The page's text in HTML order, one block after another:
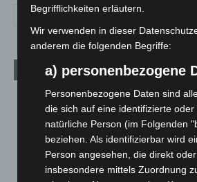
Aktuelle Beiträge
Region Hannover: 21 neue
Roten Kreuz
5. August 2026
Mann läuft mit Hockeyschläger über
Zeugen
Begrifflichkeiten erläutern.
Wir verwenden in dieser
anderem die folgenden Begriffe:
a) personenbezogene
Personenbezogene Daten sind
die sich auf eine identifizierte
natürliche Person (im Folgenden
beziehen. Als identifizierbar wird
Person angesehen, die direkt
insbesondere mittels Zuordnung